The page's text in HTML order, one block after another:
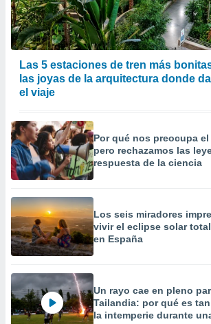
Las 5 estaciones de tren más
las joyas de la arquitectura donde
el viaje
Por qué nos preocupa
pero rechazamos las
respuesta de la ciencia
Los seis miradores
vivir el eclipse solar
en España
Un rayo cae en pleno
Tailandia: por qué es
la intemperie durante